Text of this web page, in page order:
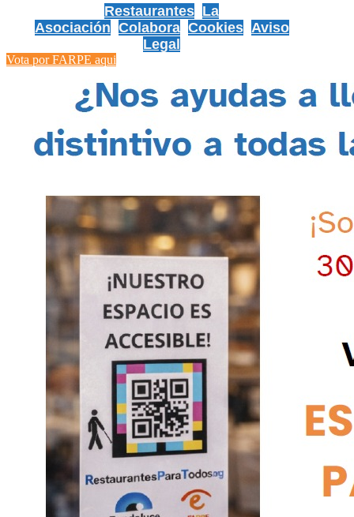
Restaurantes La
Asociación Colabora Cookies Aviso
Legal
Vota por FARPE aqui